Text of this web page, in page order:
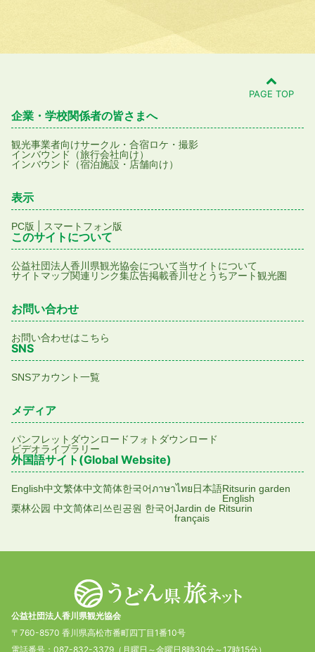
PAGE TOP
企業・学校関係者の皆さまへ
観光事業者向けサークル・合宿ロケ・撮影
インバウンド（旅行会社向け）
インバウンド（宿泊施設・店舗向け）
表示
PC版 スマートフォン版
このサイトについて
公益社団法人香川県観光協会について当サイトについて
サイトマップ関連リンク集広告掲載香川せとうちアート観光圏
お問い合わせ
お問い合わせはこちら
SNS
SNSアカウント一覧
メディア
パンフレットダウンロードフォトダウンロード
ビデオライブラリー
外国語サイト(Global Website)
English中文繁体中文简体한국어ภาษาไทย日本語Ritsurin garden
English
栗林公园 中文简体리쓰린공원 한국어Jardin de Ritsurin
français
公益社団法人香川県観光協会
〒760-8570 香川県高松市番町四丁目1番10号
電話番号：087-832-3379（月曜日～金曜日8時30分～17時15分）